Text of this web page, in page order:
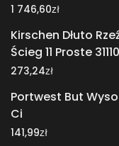
1 746,60zł
Kirschen Dłuto
Ścieg 11 Proste
273,24zł
Portwest But
Ci
141,99zł